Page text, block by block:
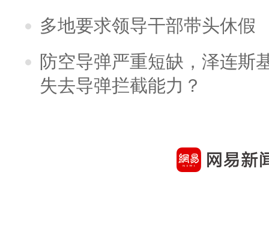
多地要求领导干部带头休假
防空导弹严重短缺，泽连斯
失去导弹拦截能力？